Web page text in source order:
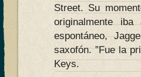
Street. Su
originalmente
espontáneo,
saxofón. ”Fue la
Keys.